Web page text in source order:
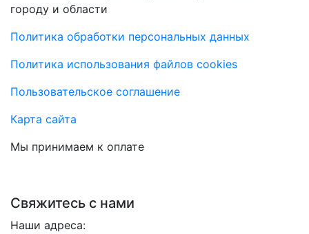
городу и области
Политика обработки персональных данных
Политика использования файлов cookies
Пользовательское соглашение
Карта сайта
Мы принимаем к оплате
Свяжитесь с нами
Наши адреса: